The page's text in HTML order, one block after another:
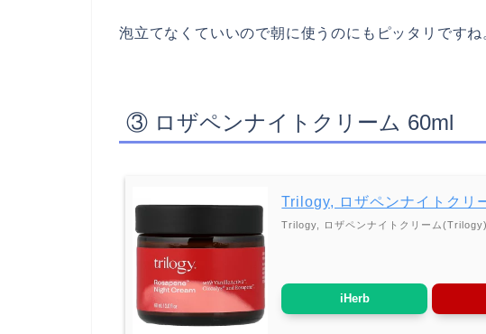
泡立てなくていいので朝に使うのにもピッタリですね
③ ロザペンナイトクリーム 60ml
Trilogy, ロザペンナイトクリ
Trilogy, ロザペンナイトクリーム
iHerb